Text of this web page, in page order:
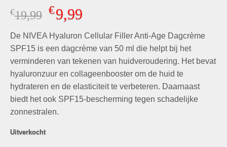
Gewaardeerd
4.88op 5
gebaseerd
waarderingen
€19,99 Oorspronkelijke
prijs
was:
€19,99.
€9,99Huidige
is:
€9,99.
De NIVEA Hyaluron Cellular Filler Anti-Age Dagcrème
SPF15 is een dagcrème van 50 ml die helpt bij het
verminderen van tekenen van huidveroudering. Het bevat
hyaluronzuur en collageenbooster om de huid te
hydrateren en de elasticiteit te verbeteren. Daarnaast
biedt het ook SPF15-bescherming tegen schadelijke
zonnestralen.
Uitverkocht